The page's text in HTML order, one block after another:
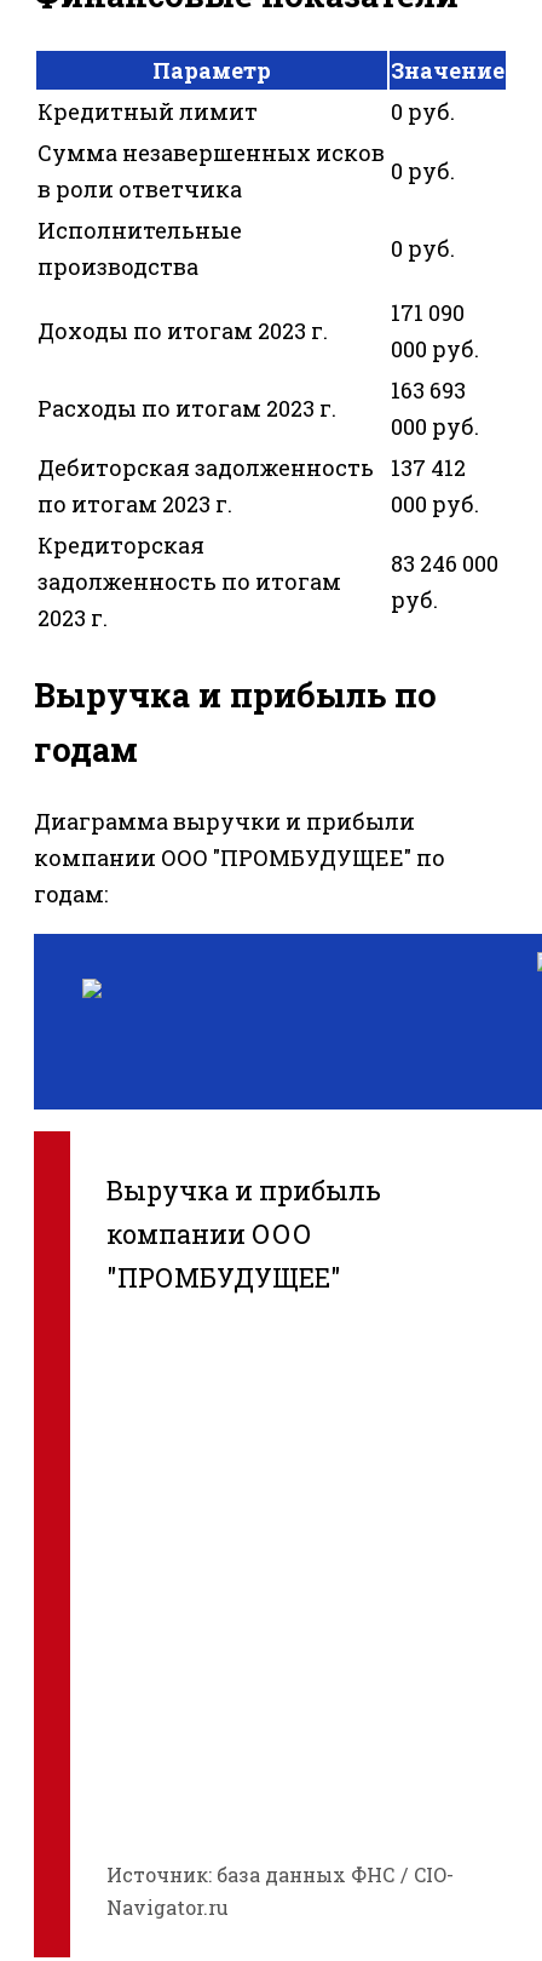
Параметр
Значение
Кредитный лимит
0 руб.
Сумма незавершенных исков
в роли ответчика
0 руб.
Исполнительные
производства
0 руб.
Доходы по итогам 2023 г.
171 090
000 руб.
Расходы по итогам 2023 г.
163 693
000 руб.
Дебиторская задолженность
по итогам 2023 г.
137 412
000 руб.
Кредиторская
задолженность по итогам
2023 г.
83 246 000
руб.
Выручка и прибыль по
годам
Диаграмма выручки и прибыли
компании ООО "ПРОМБУДУЩЕЕ" по
годам:
Выручка и прибыль
компании ООО
"ПРОМБУДУЩЕЕ"
Источник: база данных ФНС / CIO-
Navigator.ru